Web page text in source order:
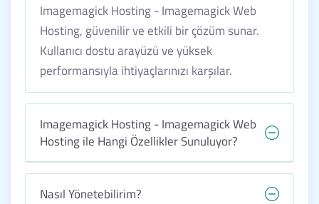
Imagemagick Hosting - Imagemagick Web
Hosting, güvenilir ve etkili bir çözüm sunar.
Kullanıcı dostu arayüzü ve yüksek
performansıyla ihtiyaçlarınızı karşılar.
Imagemagick Hosting - Imagemagick Web
Hosting ile Hangi Özellikler Sunuluyor?
Nasıl Yönetebilirim?